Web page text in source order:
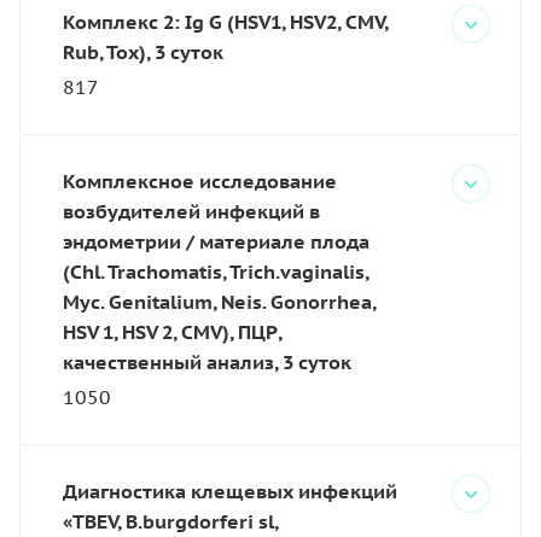
Комплекс 2: Ig G (HSV1, HSV2, CMV,
Rub, Tox), 3 суток
817
Комплексное исследование
возбудителей инфекций в
эндометрии / материале плода
(Chl. Trachomatis, Trich.vaginalis,
Myc. Genitalium, Neis. Gonorrhea,
HSV 1, HSV 2, CMV), ПЦР,
качественный анализ, 3 суток
1050
Диагностика клещевых инфекций
«TBEV, B.burgdorferi sl,